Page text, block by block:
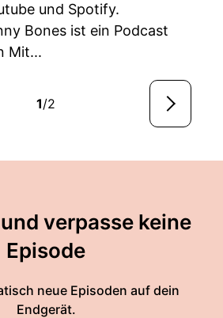
und Spotify.
Bones ist ein Podcast
Mit...
1/2
verpasse keine
Episode
neue Episoden auf dein
Endgerät.